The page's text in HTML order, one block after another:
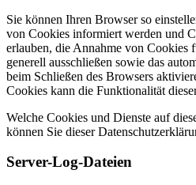
Sie können Ihren Browser so
von Cookies informiert werden und
erlauben, die Annahme von Cookies
generell ausschließen sowie das
beim Schließen des Browsers
Cookies kann die Funktionalität
Welche Cookies und Dienste auf
können Sie dieser
Server-Log-Dateien